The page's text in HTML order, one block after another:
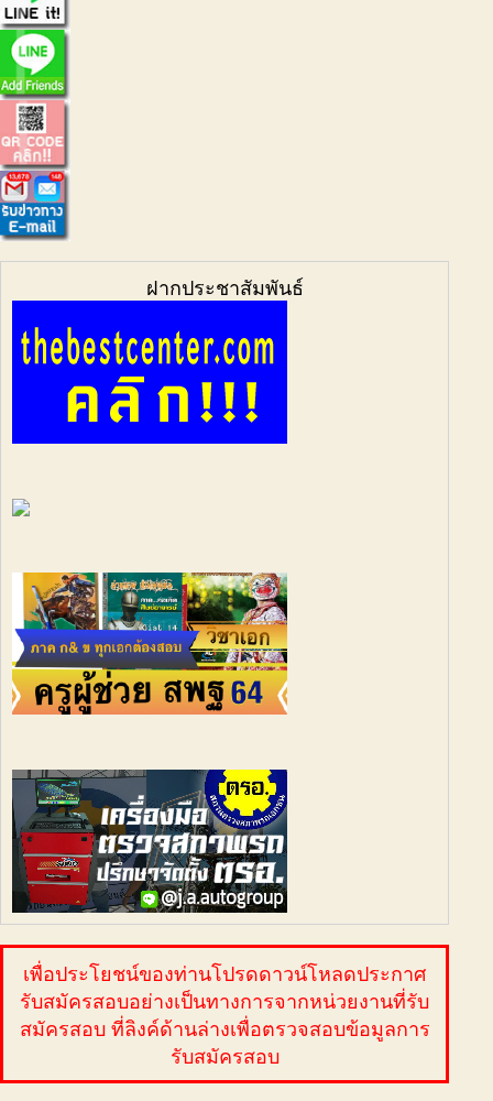
ฝากประชาสัมพันธ์
เพื่อประโยชน์ของท่านโปรดดาวน์โหลดประกาศ
รับสมัครสอบอย่างเป็นทางการจากหน่วยงานที่รับ
สมัครสอบ ที่ลิงค์ด้านล่างเพื่อตรวจสอบข้อมูลการ
รับสมัครสอบ